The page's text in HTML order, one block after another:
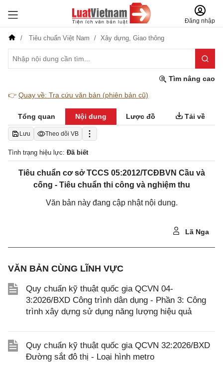
Đăng nhập
Tiêu chuẩn Việt Nam Xây dựng, Giao thông
Tìm nâng cao
👉 Quay về: Tra cứu văn bản (phiên bản cũ)
Tổng quan Nội dung Lược đồ Tải về
Lưu Theo dõi VB
Tình trạng hiệu lực: Đã biết
Tiêu chuẩn cơ sở TCCS 05:2012/TCĐBVN Cầu và
cống - Tiêu chuẩn thi công và nghiệm thu
Văn bản này đang cập nhật nội dung.
Lã Nga
VĂN BẢN CÙNG LĨNH VỰC
Quy chuẩn kỹ thuật quốc gia QCVN 04-
3:2026/BXD Công trình dân dụng - Phần 3: Công
trình xây dựng sử dụng năng lượng hiệu quả
Quy chuẩn kỹ thuật quốc gia QCVN 32:2026/BXD
Đường sắt đô thị - Loại hình metro